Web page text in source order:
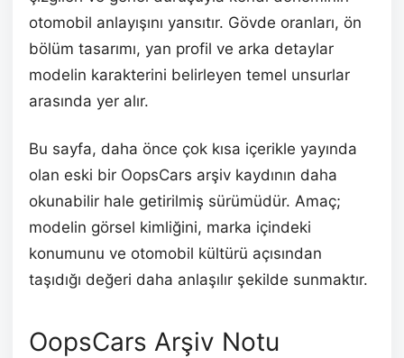
otomobil anlayışını yansıtır. Gövde oranları, ön
bölüm tasarımı, yan profil ve arka detaylar
modelin karakterini belirleyen temel unsurlar
arasında yer alır.
Bu sayfa, daha önce çok kısa içerikle yayında
olan eski bir OopsCars arşiv kaydının daha
okunabilir hale getirilmiş sürümüdür. Amaç;
modelin görsel kimliğini, marka içindeki
konumunu ve otomobil kültürü açısından
taşıdığı değeri daha anlaşılır şekilde sunmaktır.
OopsCars Arşiv Notu